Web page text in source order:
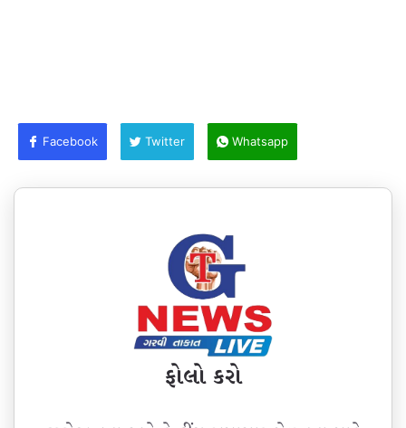
Facebook Twitter Whatsapp
ફોલો કરો